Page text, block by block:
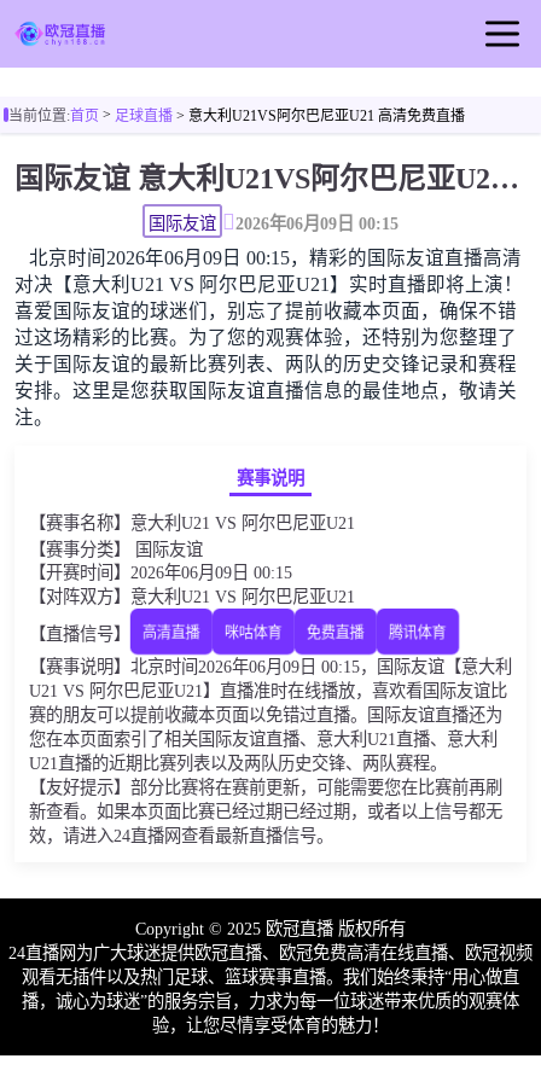
足球直播
欧冠视频
欧冠新闻
当前位置:首页> 足球直播> 意大利U21VS阿尔巴尼亚U21 高清免费直播
国际友谊 意大利U21VS阿尔巴尼亚U21高清直播免费观看
国际友谊 2026年06月09日 00:15
北京时间2026年06月09日 00:15，精彩的国际友谊直播高清
对决【意大利U21 VS 阿尔巴尼亚U21】实时直播即将上演！
喜爱国际友谊的球迷们，别忘了提前收藏本页面，确保不错
过这场精彩的比赛。为了您的观赛体验，还特别为您整理了
关于国际友谊的最新比赛列表、两队的历史交锋记录和赛程
安排。这里是您获取国际友谊直播信息的最佳地点，敬请关
注。
赛事说明
【赛事名称】意大利U21 VS 阿尔巴尼亚U21
【赛事分类】 国际友谊
【开赛时间】2026年06月09日 00:15
【对阵双方】意大利U21 VS 阿尔巴尼亚U21
【直播信号】
高清直播 咪咕体育 免费直播 腾讯体育
【赛事说明】北京时间2026年06月09日 00:15，国际友谊【意大利
U21 VS 阿尔巴尼亚U21】直播准时在线播放，喜欢看国际友谊比
赛的朋友可以提前收藏本页面以免错过直播。国际友谊直播还为
您在本页面索引了相关国际友谊直播、意大利U21直播、意大利
U21直播的近期比赛列表以及两队历史交锋、两队赛程。
【友好提示】部分比赛将在赛前更新，可能需要您在比赛前再刷
新查看。如果本页面比赛已经过期已经过期，或者以上信号都无
效，请进入24直播网查看最新直播信号。
Copyright © 2025 欧冠直播 版权所有
24直播网为广大球迷提供欧冠直播、欧冠免费高清在线直播、欧冠视频
观看无插件以及热门足球、篮球赛事直播。我们始终秉持“用心做直
播，诚心为球迷”的服务宗旨，力求为每一位球迷带来优质的观赛体
验，让您尽情享受体育的魅力！